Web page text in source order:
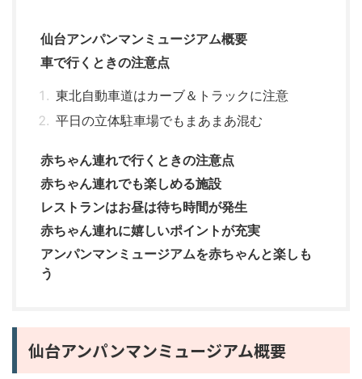
仙台アンパンマンミュージアム概要
車で行くときの注意点
東北自動車道はカーブ＆トラックに注意
平日の立体駐車場でもまあまあ混む
赤ちゃん連れで行くときの注意点
赤ちゃん連れでも楽しめる施設
レストランはお昼は待ち時間が発生
赤ちゃん連れに嬉しいポイントが充実
アンパンマンミュージアムを赤ちゃんと楽しも
う
仙台アンパンマンミュージアム概要